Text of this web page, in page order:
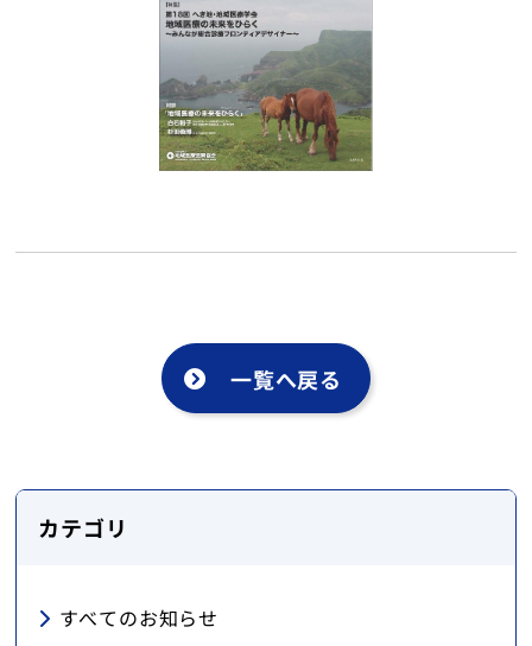
English
一覧へ戻る
カテゴリ
すべてのお知らせ